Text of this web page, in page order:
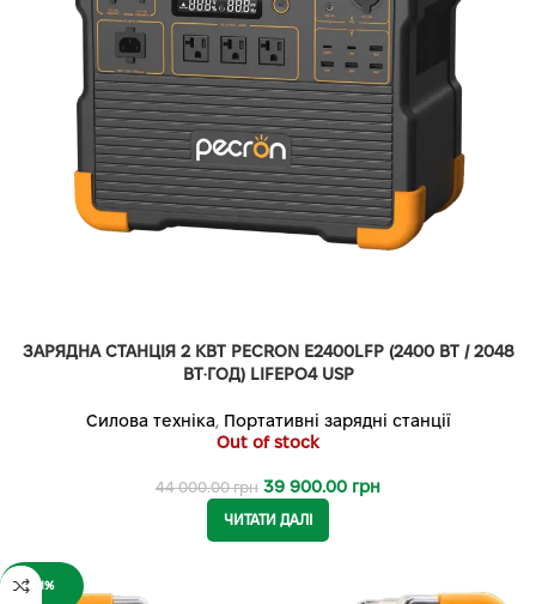
ЗАРЯДНА СТАНЦІЯ 2 КВТ PECRON E2400LFP (2400 ВТ / 2048
ВТ·ГОД) LIFEPO4 USP
Силова техніка, Портативні зарядні станції
Out of stock
44 000.00грн 39 900.00 грн
ЧИТАТИ ДАЛІ
-11%